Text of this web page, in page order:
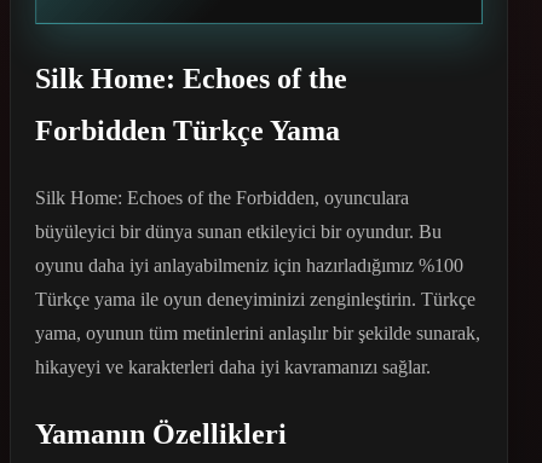
Silk Home: Echoes of the
Forbidden Türkçe Yama
Silk Home: Echoes of the Forbidden, oyunculara
büyüleyici bir dünya sunan etkileyici bir oyundur. Bu
oyunu daha iyi anlayabilmeniz için hazırladığımız %100
Türkçe yama ile oyun deneyiminizi zenginleştirin. Türkçe
yama, oyunun tüm metinlerini anlaşılır bir şekilde sunarak,
hikayeyi ve karakterleri daha iyi kavramanızı sağlar.
Yamanın Özellikleri